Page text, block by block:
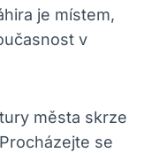
je místem,
v
města skrze
se